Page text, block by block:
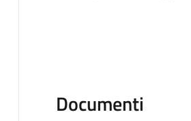
Documenti